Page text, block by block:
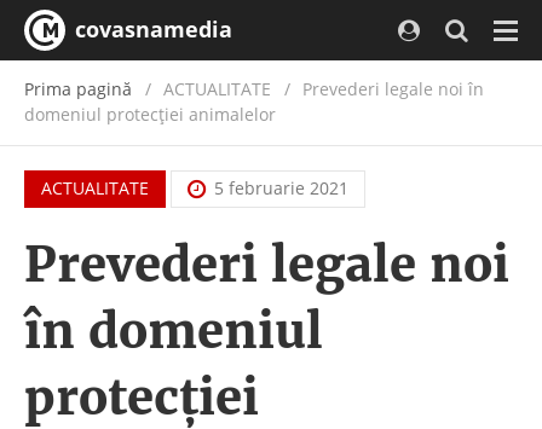
covasnamedia
Prima pagină ACTUALITATE / Prevederi legale noi în
domeniul protecției animalelor
ACTUALITATE 5 februarie 2021
Prevederi legale noi
în domeniul
protecției